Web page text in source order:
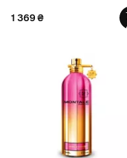
1 369₴